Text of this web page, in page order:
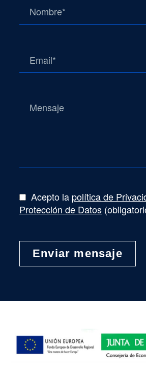
Acepto la política de
Protección de Datos